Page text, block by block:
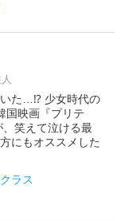
いた…⁉︎ 少女時代の
国映画『プリテ
笑えて泣ける最
にもオススメした
ラス